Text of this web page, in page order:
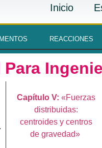
Inicio
REACCIONES
Capítulo V: «Fuerzas
distribuidas:
centroides y centros
de gravedad»